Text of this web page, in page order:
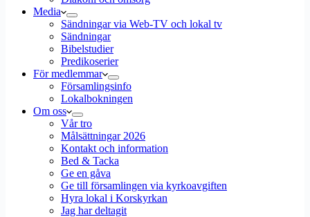
Media
Sändningar via Web-TV och lokal tv
Sändningar
Bibelstudier
Predikoserier
För medlemmar
Församlingsinfo
Lokalbokningen
Om oss
Vår tro
Målsättningar 2026
Kontakt och information
Bed & Tacka
Ge en gåva
Ge till församlingen via kyrkoavgiften
Hyra lokal i Korskyrkan
Jag har deltagit